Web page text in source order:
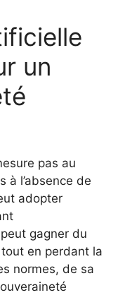
un
pas au
à l’absence de
adopter
gagner du
en perdant la
normes, de sa